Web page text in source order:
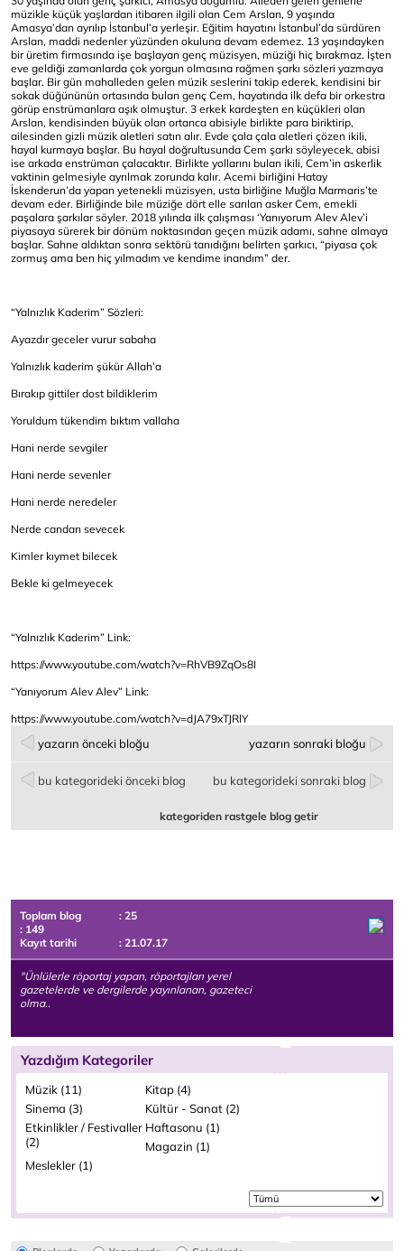
müzikle küçük yaşlardan itibaren ilgili olan Cem Arslan, 9 yaşında
Amasya’dan ayrılıp İstanbul’a yerleşir. Eğitim hayatını İstanbul’da sürdüren
Arslan, maddi nedenler yüzünden okuluna devam edemez. 13 yaşındayken
bir üretim firmasında işe başlayan genç müzisyen, müziği hiç bırakmaz. İşten
eve geldiği zamanlarda çok yorgun olmasına rağmen şarkı sözleri yazmaya
başlar. Bir gün mahalleden gelen müzik seslerini takip ederek, kendisini bir
sokak düğününün ortasında bulan genç Cem, hayatında ilk defa bir orkestra
görüp enstrümanlara aşık olmuştur. 3 erkek kardeşten en küçükleri olan
Arslan, kendisinden büyük olan ortanca abisiyle birlikte para biriktirip,
ailesinden gizli müzik aletleri satın alır. Evde çala çala aletleri çözen ikili,
hayal kurmaya başlar. Bu hayal doğrultusunda Cem şarkı söyleyecek, abisi
ise arkada enstrüman çalacaktır. Birlikte yollarını bulan ikili, Cem’in askerlik
vaktinin gelmesiyle ayrılmak zorunda kalır. Acemi birliğini Hatay
İskenderun’da yapan yetenekli müzisyen, usta birliğine Muğla Marmaris’te
devam eder. Birliğinde bile müziğe dört elle sarılan asker Cem, emekli
paşalara şarkılar söyler. 2018 yılında ilk çalışması ‘Yanıyorum Alev Alev’i
piyasaya sürerek bir dönüm noktasından geçen müzik adamı, sahne almaya
başlar. Sahne aldıktan sonra sektörü tanıdığını belirten şarkıcı, “piyasa çok
zormuş ama ben hiç yılmadım ve kendime inandım” der.
“Yalnızlık Kaderim” Sözleri:
Ayazdır geceler vurur sabaha
Yalnızlık kaderim şükür Allah’a
Bırakıp gittiler dost bildiklerim
Yoruldum tükendim bıktım vallaha
Hani nerde sevgiler
Hani nerde sevenler
Hani nerde neredeler
Nerde candan sevecek
Kimler kıymet bilecek
Bekle ki gelmeyecek
“Yalnızlık Kaderim” Link:
https://www.youtube.com/watch?v=RhVB9ZqOs8I
“Yanıyorum Alev Alev” Link:
https://www.youtube.com/watch?v=dJA79xTJRlY
yazarın önceki bloğu yazarın sonraki bloğu
bu kategorideki önceki blog bu kategorideki sonraki blog
kategoriden rastgele blog getir
Toplam blog
: 25
: 149
Kayıt tarihi
: 21.07.17
"Ünlülerle röportaj yapan, röportajları yerel
gazetelerde ve dergilerde yayınlanan, gazeteci
olma..
Yazdığım Kategoriler
Müzik (11)
Kitap (4)
Sinema (3)
Kültür - Sanat (2)
Etkinlikler / Festivaller
(2)
Haftasonu (1)
Magazin (1)
Meslekler (1)